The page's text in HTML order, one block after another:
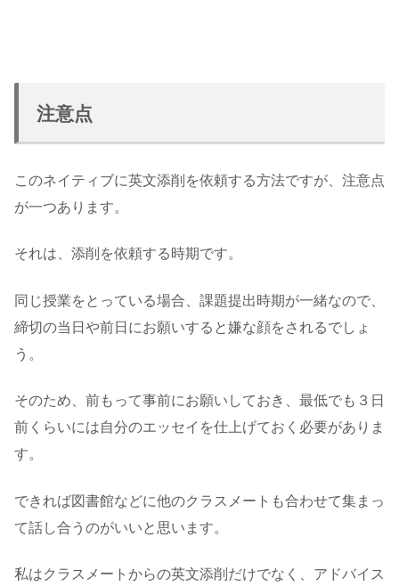
注意点
このネイティブに英文添削を依頼する方法ですが、注意点
が一つあります。
それは、添削を依頼する時期です。
同じ授業をとっている場合、課題提出時期が一緒なので、
締切の当日や前日にお願いすると嫌な顔をされるでしょ
う。
そのため、前もって事前にお願いしておき、最低でも３日
前くらいには自分のエッセイを仕上げておく必要がありま
す。
できれば図書館などに他のクラスメートも合わせて集まっ
て話し合うのがいいと思います。
私はクラスメートからの英文添削だけでなく、アドバイス